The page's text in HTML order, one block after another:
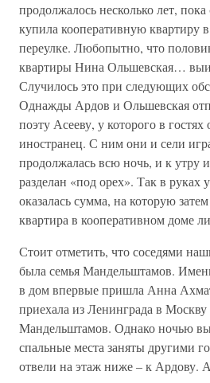
продолжалось несколько лет,
купила кооперативную квартиру
переулке. Любопытно, что
квартиры Нина Ольшевская…
Случилось это при следующих
Однажды Ардов и Ольшевская
поэту Асееву, у которого в гостях
иностранец. С ним они и сели
продолжалась всю ночь, и к утру
разделан «под орех». Так в
оказалась сумма, на которую
квартира в кооперативном доме
Стоит отметить, что соседями
была семья Мандельштамов.
в дом впервые пришла Анна
приехала из Ленинграда в Москву
Мандельштамов. Однако ночью
спальные места заняты другими
отвели на этаж ниже – к Ардову.